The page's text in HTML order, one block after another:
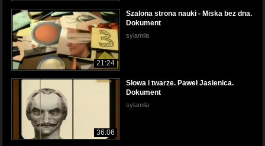
21:24
Szalona strona nauki - Miska bez dna.
Dokument
sylamila
36:06
Słowa i twarze. Paweł Jasienica.
Dokument
sylamila